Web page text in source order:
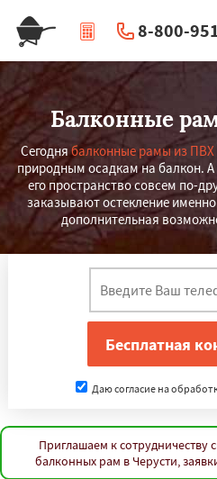
8-800-
|
Балконные
Сегоднябалконные рамы из ПВХ
природным осадкам на балкон. А
его пространство совсем по-
заказывают остекление
дополнительная
Даю согласие на
Приглашаем к сотрудничеству
балконных рам в Черусти,